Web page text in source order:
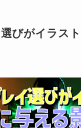
びがイラスト